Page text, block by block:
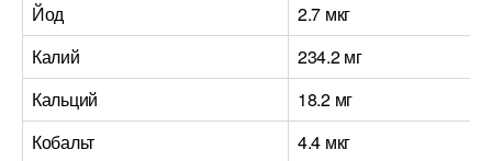
Йод
2.7 мкг
Калий
234.2 мг
Кальций
18.2 мг
Кобальт
4.4 мкг